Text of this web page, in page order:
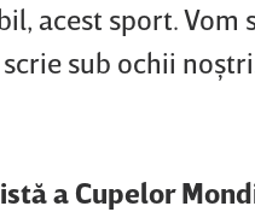
acest sport.
sub ochii
a Cupelor